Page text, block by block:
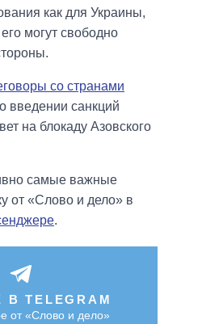
как для Украины,
могут свободно
со странами
о введении санкций
на блокаду Азовского
самые важные
от «Слово и дело» в
.
TELEGRAM
от «Слово и дело»